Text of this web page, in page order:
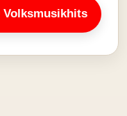
Volksmusikhits